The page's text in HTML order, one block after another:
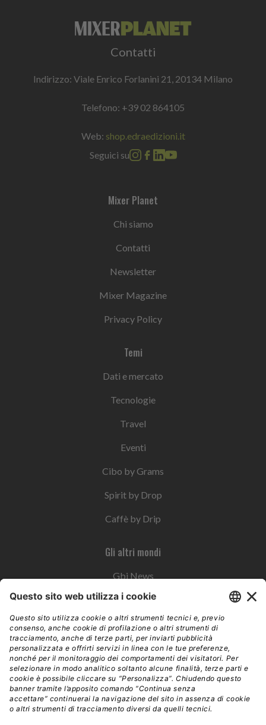
Contatti
Indirizzo: Viale Enrico Forlanini 21, 20134 Milano
Telefono: +39 02 864105
Web: shop.edraedizioni.it
Seguici su
Mixer Planet
Chi siamo
Contatti
Newsletter
Mixer Magazine
Privacy Policy
Temi
Dati e mercato
Tecnologie
Travel
Eventi
Cibo by Grams
Spirit by Drop
Caffè by Drip
Gli altri mondi
Gbi News
Instoremag
Esplora il gruppo
Edra Edizioni
Edizioni LSWR
LSWR Group